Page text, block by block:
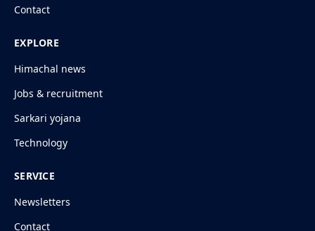
Contact
EXPLORE
Himachal news
Jobs & recruitment
Sarkari yojana
Technology
SERVICE
Newsletters
Contact